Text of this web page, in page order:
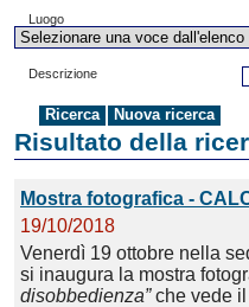
Luogo
Descrizione
Risultato della
Mostra fotografica -
19/10/2018
Venerdì 19 ottobre nella
si inaugura la mostra
disobbedienza”che vede